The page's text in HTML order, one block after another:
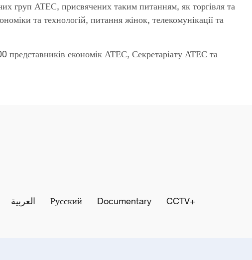
груп АТЕС, присвячених таким питанням, як торгівля та
та технологій, питання жінок, телекомунікації та
представників економік АТЕС, Секретаріату АТЕС та
العربية Русский Documentary CCTV+